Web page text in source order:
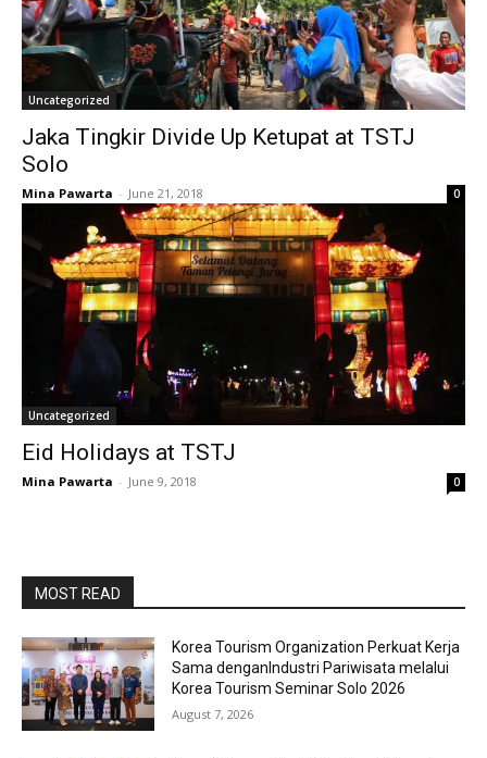
Uncategorized
Jaka Tingkir Divide Up Ketupat at TSTJ
Solo
Mina Pawarta - June 21, 2018 0
Uncategorized
Eid Holidays at TSTJ
Mina Pawarta - June 9, 2018 0
MOST READ
Korea Tourism Organization Perkuat Kerja
Sama denganIndustri Pariwisata melalui
Korea Tourism Seminar Solo 2026
August 7, 2026